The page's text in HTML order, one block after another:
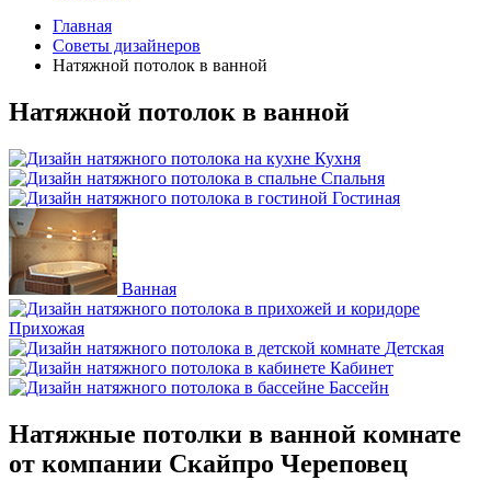
Главная
Советы дизайнеров
Натяжной потолок в ванной
Натяжной потолок в ванной
Кухня
Спальня
Гостиная
Ванная
Прихожая
Детская
Кабинет
Бассейн
Натяжные потолки в ванной комнате
от компании Скайпро Череповец